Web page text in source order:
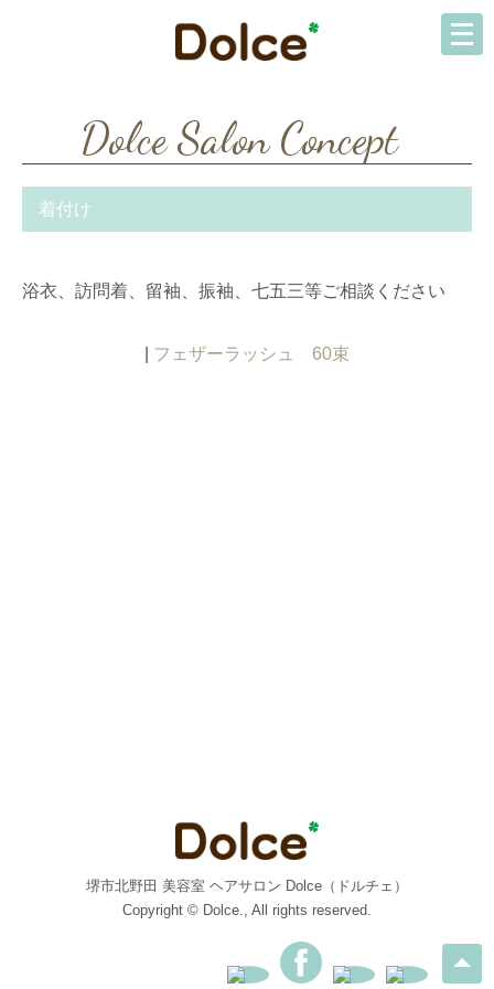
Dolce Salon Concept
着付け
浴衣、訪問着、留袖、振袖、七五三等ご相談ください
フェザーラッシュ 60束
堺市北野田 美容室 ヘアサロン Dolce（ドルチェ）
Copyright © Dolce., All rights reserved.